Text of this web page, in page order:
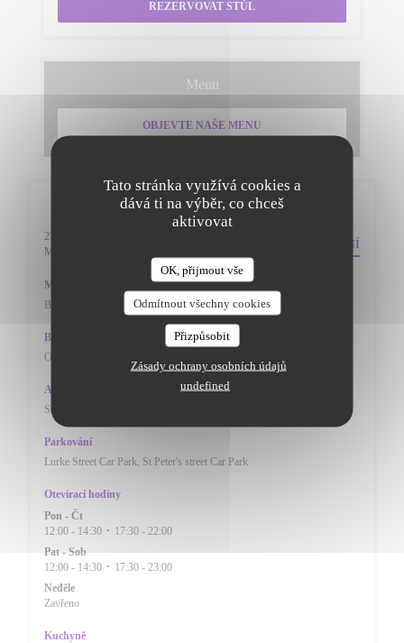
Tato stránka využívá cookies a
dává ti na výběr, co chceš
aktivovat
OK, přijmout vše
Odmítnout všechny cookies
Přizpůsobit
Zásady ochrany osobních údajů
undefined
REZERVOVAT STŮL
Menu
OBJEVTE NAŠE MENU
Obecné informace
27 St. Peters Street
Mk402pn Bedfordshire
NASMĚROVÁNÍ
Metro
BEDFORD TRAIN STAION
Bike station
ON THE ROADSIDE
Autobus
St Peter's Street (W-bound)
Parkování
Lurke Street Car Park, St Peter's street Car Park
Otevírací hodiny
Pon - Čt
12:00 - 14:30 •
17:30 - 22:00
Pat - Sob
12:00 - 14:30 •
17:30 - 23:00
Neděle
Zavřeno
Kuchyně